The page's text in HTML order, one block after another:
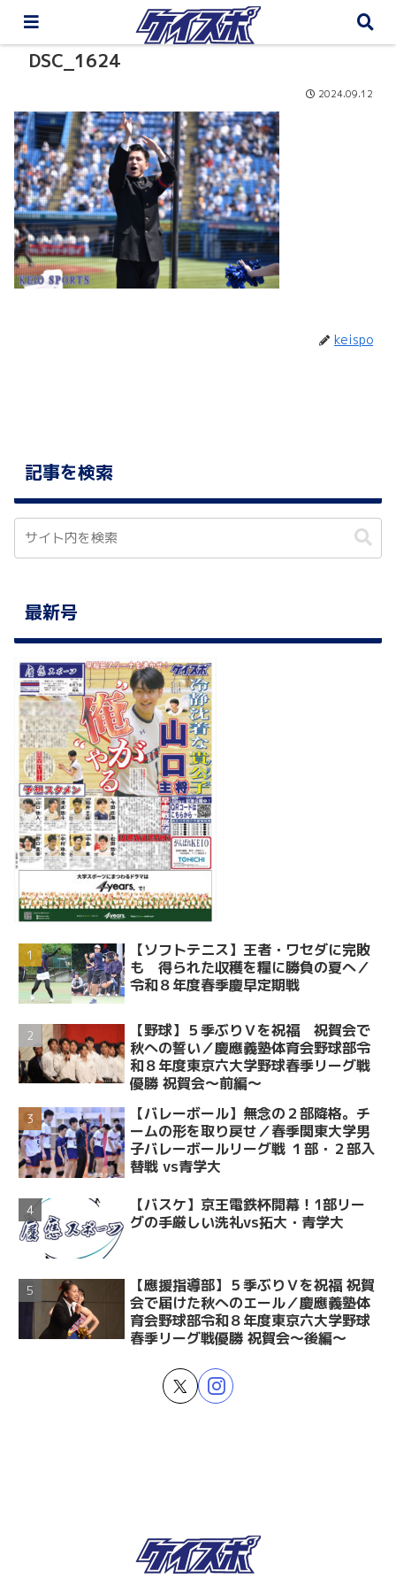
DSC_1624
2024.09.12
keispo
記事を検索
最新号
【ソフトテニス】王者・ワセダに完敗
も 得られた収穫を糧に勝負の夏へ／
令和８年度春季慶早定期戦
【野球】５季ぶりＶを祝福 祝賀会で
秋への誓い／慶應義塾体育会野球部令
和８年度東京六大学野球春季リーグ戦
優勝 祝賀会～前編～
【バレーボール】無念の２部降格。チ
ームの形を取り戻せ／春季関東大学男
子バレーボールリーグ戦 １部・２部入
替戦 vs青学大
【バスケ】京王電鉄杯開幕！1部リー
グの手厳しい洗礼vs拓大・青学大
【應援指導部】５季ぶりＶを祝福 祝賀
会で届けた秋へのエール／慶應義塾体
育会野球部令和８年度東京六大学野球
春季リーグ戦優勝 祝賀会～後編～